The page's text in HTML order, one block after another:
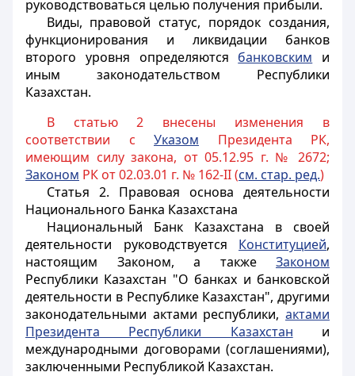
руководствоваться целью получения прибыли.
Виды, правовой статус, порядок создания,
функционирования и ликвидации банков
второго уровня определяются банковским и
иным законодательством Республики
Казахстан.
В статью 2 внесены изменения в
соответствии с Указом Президента РК,
имеющим силу закона, от 05.12.95 г. № 2672;
Законом РК от 02.03.01 г. № 162-II (см. стар. ред.)
Статья 2. Правовая основа деятельности
Национального Банка Казахстана
Национальный Банк Казахстана в своей
деятельности руководствуется Конституцией,
настоящим Законом, а также Законом
Республики Казахстан "О банках и банковской
деятельности в Республике Казахстан", другими
законодательными актами республики, актами
Президента Республики Казахстан и
международными договорами (соглашениями),
заключенными Республикой Казахстан.